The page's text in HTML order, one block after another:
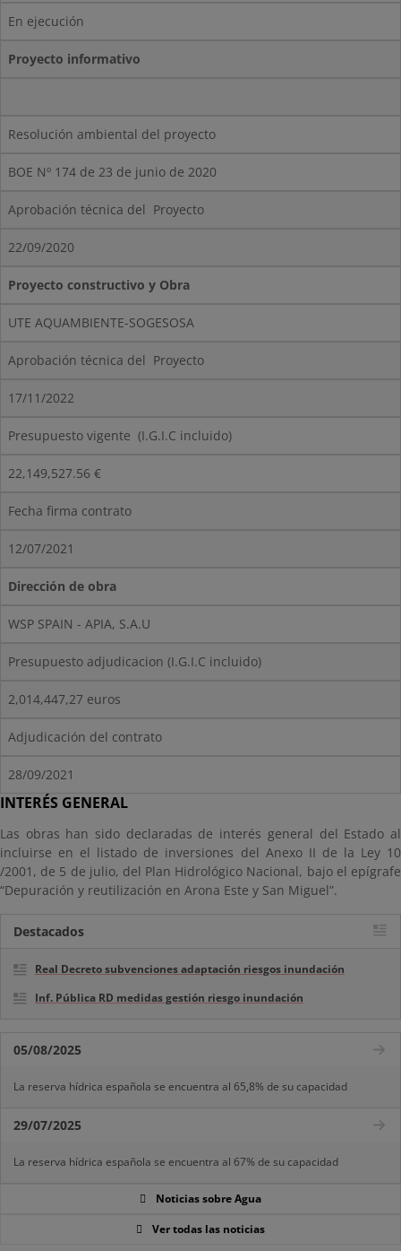
En ejecución
Proyecto informativo
Resolución ambiental del proyecto
BOE Nº 174 de 23 de junio de 2020
Aprobación técnica del Proyecto
22/09/2020
Proyecto constructivo y Obra
UTE AQUAMBIENTE-SOGESOSA
Aprobación técnica del Proyecto
17/11/2022
Presupuesto vigente (I.G.I.C incluido)
22,149,527.56 €
Fecha firma contrato
12/07/2021
Dirección de obra
WSP SPAIN - APIA, S.A.U
Presupuesto adjudicacion (I.G.I.C incluido)
2,014,447,27 euros
Adjudicación del contrato
28/09/2021
INTERÉS GENERAL
Las obras han sido declaradas de interés general del Estado al
incluirse en el listado de inversiones del Anexo II de la Ley 10
/2001, de 5 de julio, del Plan Hidrológico Nacional, bajo el epígrafe
“Depuración y reutilización en Arona Este y San Miguel”.
Destacados
Real Decreto subvenciones adaptación riesgos inundación
Inf. Pública RD medidas gestión riesgo inundación
05/08/2025
La reserva hídrica española se encuentra al 65,8% de su capacidad
29/07/2025
La reserva hídrica española se encuentra al 67% de su capacidad
Noticias sobre Agua
Ver todas las noticias